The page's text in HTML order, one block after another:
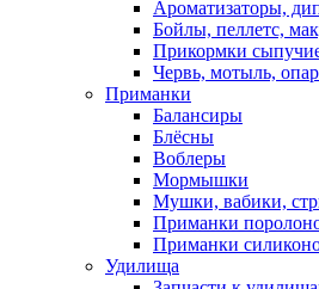
Ароматизаторы,
Бойлы, пеллетс,
Прикормки
Червь, мотыль,
Приманки
Балансиры
Блёсны
Воблеры
Мормышки
Мушки, вабики,
Приманки
Приманки
Удилища